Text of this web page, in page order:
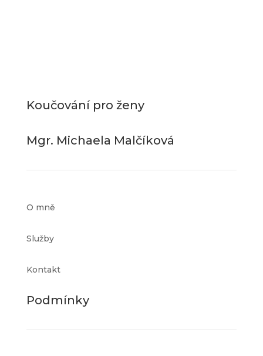
Koučování pro ženy
Mgr. Michaela Malčíková
O mně
Služby
Kontakt
Podmínky